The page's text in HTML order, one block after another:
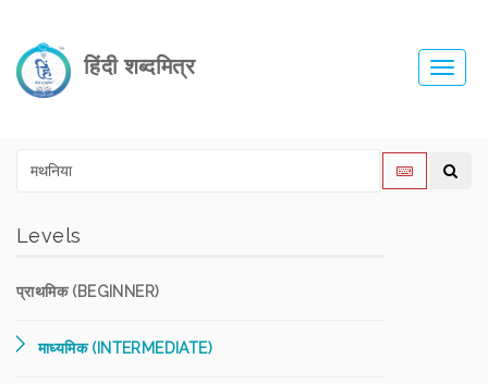
हिंदी शब्दमित्र
Levels
प्राथमिक (BEGINNER)
माध्यमिक (INTERMEDIATE)